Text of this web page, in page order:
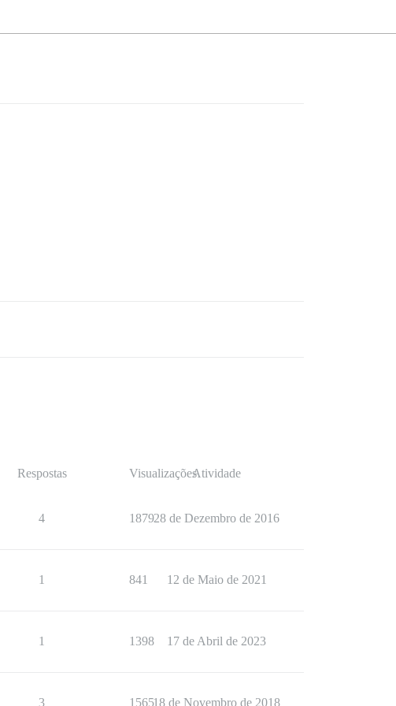
Respostas VisualizaçõesAtividade
4 187928 de Dezembro de 2016
1 841 12 de Maio de 2021
1 1398 17 de Abril de 2023
3 156518 de Novembro de 2018